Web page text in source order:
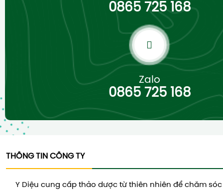
0865 725 168
Zalo
0865 725 168
THÔNG TIN CÔNG TY
Y Diệu cung cấp thảo dược từ thiên nhiên để chăm